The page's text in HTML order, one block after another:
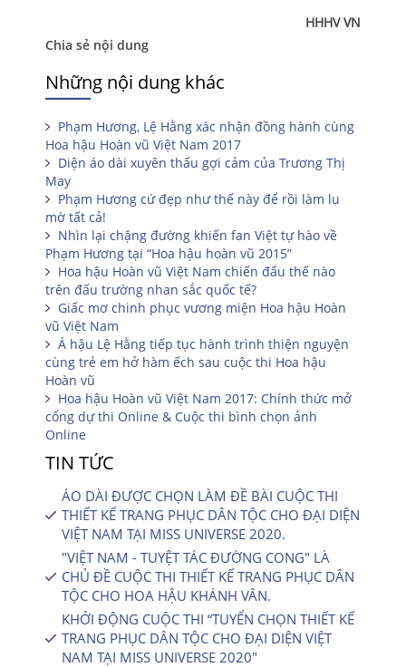
HHHV VN
Chia sẻ nội dung
Những nội dung khác
Phạm Hương, Lệ Hằng xác nhận đồng hành cùng
Hoa hậu Hoàn vũ Việt Nam 2017
Diện áo dài xuyên thấu gợi cảm của Trương Thị
May
Phạm Hương cứ đẹp như thế này để rồi làm lu
mờ tất cả!
Nhìn lại chặng đường khiến fan Việt tự hào về
Phạm Hương tại “Hoa hậu hoàn vũ 2015”
Hoa hậu Hoàn vũ Việt Nam chiến đấu thế nào
trên đấu trường nhan sắc quốc tế?
Giấc mơ chinh phục vương miện Hoa hậu Hoàn
vũ Việt Nam
Á hậu Lệ Hằng tiếp tục hành trình thiện nguyện
cùng trẻ em hở hàm ếch sau cuộc thi Hoa hậu
Hoàn vũ
Hoa hậu Hoàn vũ Việt Nam 2017: Chính thức mở
cổng dự thi Online & Cuộc thi bình chọn ảnh
Online
TIN TỨC
ÁO DÀI ĐƯỢC CHỌN LÀM ĐỀ BÀI CUỘC THI
THIẾT KẾ TRANG PHỤC DÂN TỘC CHO ĐẠI DIỆN
VIỆT NAM TẠI MISS UNIVERSE 2020.
"VIỆT NAM - TUYỆT TÁC ĐƯỜNG CONG" LÀ
CHỦ ĐỀ CUỘC THI THIẾT KẾ TRANG PHỤC DÂN
TỘC CHO HOA HẬU KHÁNH VÂN.
KHỞI ĐỘNG CUỘC THI “TUYỂN CHỌN THIẾT KẾ
TRANG PHỤC DÂN TỘC CHO ĐẠI DIỆN VIỆT
NAM TẠI MISS UNIVERSE 2020″